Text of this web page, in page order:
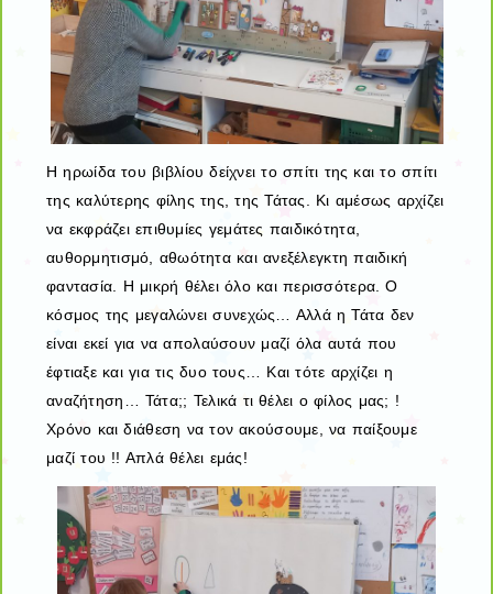
Η ηρωίδα του βιβλίου δείχνει το σπίτι της και το σπίτι
της καλύτερης φίλης της, της Τάτας. Κι αμέσως αρχίζει
να εκφράζει επιθυμίες γεμάτες παιδικότητα,
αυθορμητισμό, αθωότητα και ανεξέλεγκτη παιδική
φαντασία. Η μικρή θέλει όλο και περισσότερα. Ο
κόσμος της μεγαλώνει συνεχώς… Αλλά η Τάτα δεν
είναι εκεί για να απολαύσουν μαζί όλα αυτά που
έφτιαξε και για τις δυο τους… Και τότε αρχίζει η
αναζήτηση… Τάτα;; Τελικά τι θέλει ο φίλος μας; !
Χρόνο και διάθεση να τον ακούσουμε, να παίξουμε
μαζί του !! Απλά θέλει εμάς!